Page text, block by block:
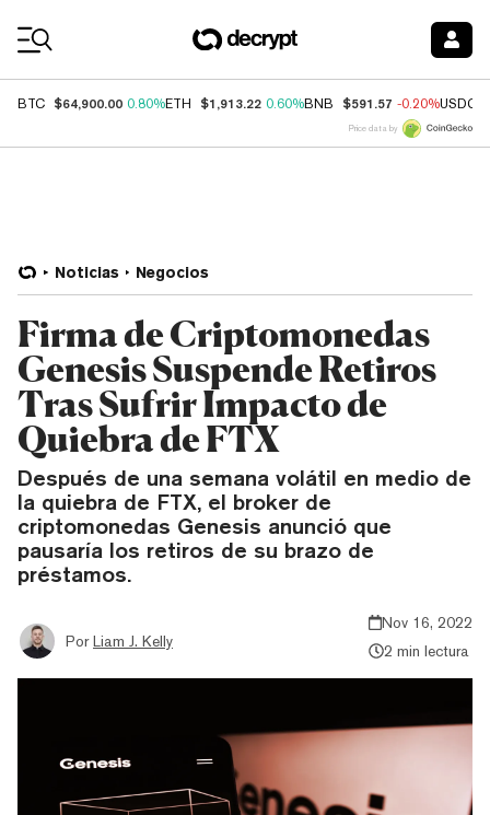
BTC $64,900.00 0.80%ETH $1,913.22 0.60%BNB $591.57 -0.20%USDC
Price data by
Noticias Negocios
Firma de Criptomonedas
Genesis Suspende Retiros
Tras Sufrir Impacto de
Quiebra de FTX
Después de una semana volátil en medio de
la quiebra de FTX, el broker de
criptomonedas Genesis anunció que
pausaría los retiros de su brazo de
préstamos.
Por Liam J. Kelly
Nov 16, 2022
2 min lectura